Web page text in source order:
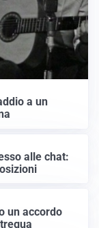
a un
alle chat:
un accordo